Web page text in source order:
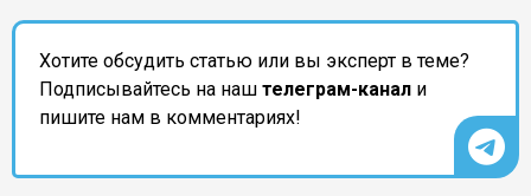
Хотите обсудить статью или вы эксперт в теме?
Подписывайтесь на наш телеграм-канал и
пишите нам в комментариях!